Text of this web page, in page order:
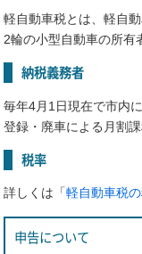
軽自動車税とは、軽自
2輪の小型自動車の所有
納税義務者
毎年4月1日現在で市内
登録・廃車による月割
税率
詳しくは「軽自動車税
申告について